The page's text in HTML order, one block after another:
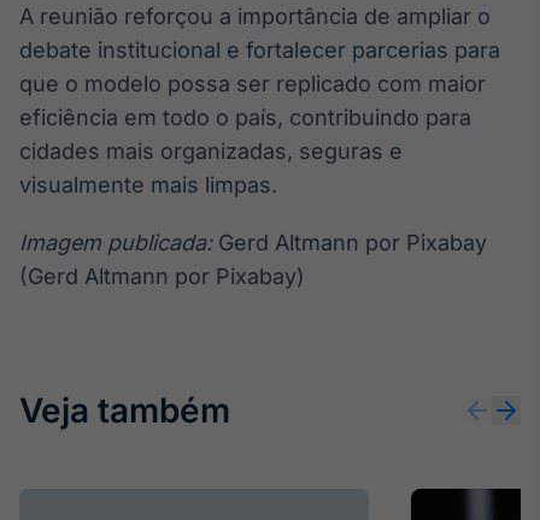
A reunião reforçou a importância de ampliar o
debate institucional e fortalecer parcerias para
que o modelo possa ser replicado com maior
eficiência em todo o país, contribuindo para
cidades mais organizadas, seguras e
visualmente mais limpas.
Imagem publicada:Gerd Altmann por Pixabay
(Gerd Altmann por Pixabay)
Veja também